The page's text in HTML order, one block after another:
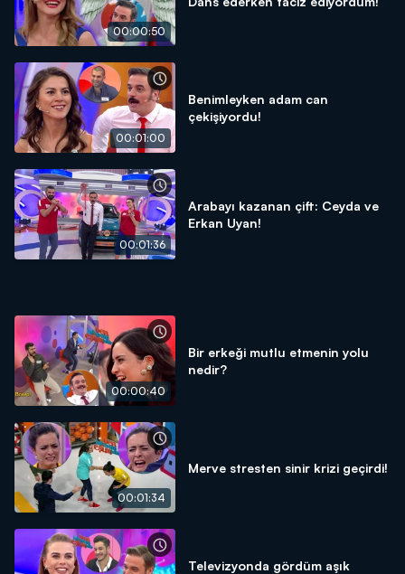
00:00:50
00:01:00
Benimleyken adam can
çekişiyordu!
00:01:36
Arabayı kazanan çift: Ceyda ve
Erkan Uyan!
00:00:40
Bir erkeği mutlu etmenin yolu
nedir?
00:01:34
Merve stresten sinir krizi geçirdi!
Televizyonda gördüm aşık